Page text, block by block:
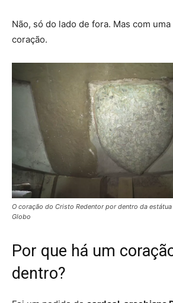
Não, só do lado de fora. Mas com
coração.
O coração do Cristo Redentor por dentro da
Globo
Por que há um
dentro?